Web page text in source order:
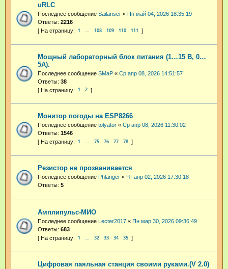
uRLC
Последнее сообщение Sailanser « Пн май 04, 2026 18:35:19
Ответы: 2216
1 … 108 109 110 111
Мощный лабораторный блок питания (1…15 В, 0…
5А).
Последнее сообщение SMaP « Ср апр 08, 2026 14:51:57
Ответы: 38
1 2
Монитор погоды на ESP8266
Последнее сообщение tolyator « Ср апр 08, 2026 11:30:02
Ответы: 1546
1 … 75 76 77 78
Резистор не прозванивается
Последнее сообщение Phlanger « Чт апр 02, 2026 17:30:18
Ответы: 5
Амплипульс-МИО
Последнее сообщение Lecter2017 « Пн мар 30, 2026 09:36:49
Ответы: 683
1 32 33 34 35
Цифровая паяльная станция своими руками.(V 2.0)